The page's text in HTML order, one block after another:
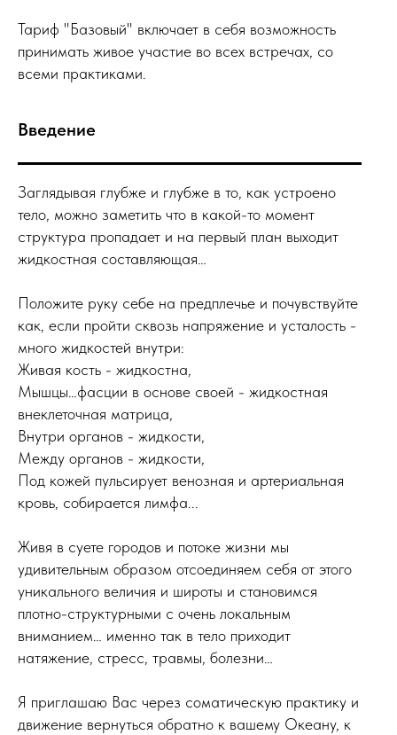
Тариф "Базовый" включает в себя возможность
принимать живое участие во всех встречах, со
всеми практиками.
Введение
Заглядывая глубже и глубже в то, как устроено
тело, можно заметить что в какой-то момент
структура пропадает и на первый план выходит
жидкостная составляющая…
Положите руку себе на предплечье и почувствуйте
как, если пройти сквозь напряжение и усталость -
много жидкостей внутри:
Живая кость - жидкостна,
Мышцы…фасции в основе своей - жидкостная
внеклеточная матрица,
Внутри органов - жидкости,
Между органов - жидкости,
Под кожей пульсирует венозная и артериальная
кровь, собирается лимфа...
Живя в суете городов и потоке жизни мы
удивительным образом отсоединяем себя от этого
уникального величия и широты и становимся
плотно-структурными с очень локальным
вниманием… именно так в тело приходит
натяжение, стресс, травмы, болезни…
Я приглашаю Вас через соматическую практику и
движение вернуться обратно к вашему Океану, к